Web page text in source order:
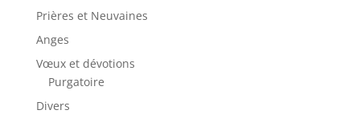
Prières et Neuvaines
Anges
Vœux et dévotions
Purgatoire
Divers